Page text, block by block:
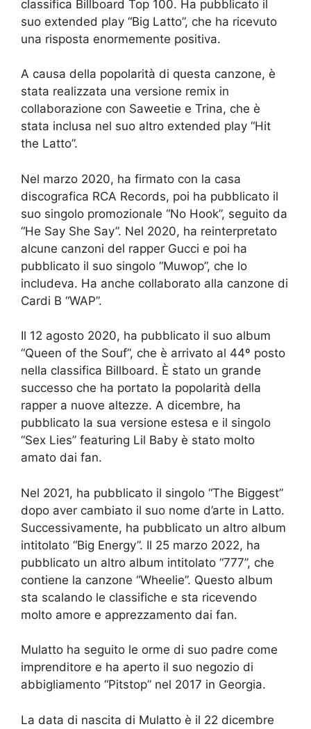
classifica Billboard Top 100. Ha pubblicato il
suo extended play “Big Latto”, che ha ricevuto
una risposta enormemente positiva.
A causa della popolarità di questa canzone, è
stata realizzata una versione remix in
collaborazione con Saweetie e Trina, che è
stata inclusa nel suo altro extended play “Hit
the Latto”.
Nel marzo 2020, ha firmato con la casa
discografica RCA Records, poi ha pubblicato il
suo singolo promozionale “No Hook”, seguito da
“He Say She Say”. Nel 2020, ha reinterpretato
alcune canzoni del rapper Gucci e poi ha
pubblicato il suo singolo “Muwop”, che lo
includeva. Ha anche collaborato alla canzone di
Cardi B “WAP”.
Il 12 agosto 2020, ha pubblicato il suo album
“Queen of the Souf”, che è arrivato al 44º posto
nella classifica Billboard. È stato un grande
successo che ha portato la popolarità della
rapper a nuove altezze. A dicembre, ha
pubblicato la sua versione estesa e il singolo
“Sex Lies” featuring Lil Baby è stato molto
amato dai fan.
Nel 2021, ha pubblicato il singolo “The Biggest”
dopo aver cambiato il suo nome d’arte in Latto.
Successivamente, ha pubblicato un altro album
intitolato “Big Energy”. Il 25 marzo 2022, ha
pubblicato un altro album intitolato “777”, che
contiene la canzone “Wheelie”. Questo album
sta scalando le classifiche e sta ricevendo
molto amore e apprezzamento dai fan.
Mulatto ha seguito le orme di suo padre come
imprenditore e ha aperto il suo negozio di
abbigliamento “Pitstop” nel 2017 in Georgia.
La data di nascita di Mulatto è il 22 dicembre